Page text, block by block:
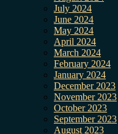
July 2024
June 2024
May 2024
April 2024
March 2024
February 2024
January 2024
December 2023
November 2023
October 2023
September 2023
August 2023